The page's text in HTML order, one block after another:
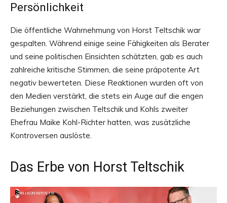
Persönlichkeit
Die öffentliche Wahrnehmung von Horst Teltschik war
gespalten. Während einige seine Fähigkeiten als Berater
und seine politischen Einsichten schätzten, gab es auch
zahlreiche kritische Stimmen, die seine präpotente Art
negativ bewerteten. Diese Reaktionen wurden oft von
den Medien verstärkt, die stets ein Auge auf die engen
Beziehungen zwischen Teltschik und Kohls zweiter
Ehefrau Maike Kohl-Richter hatten, was zusätzliche
Kontroversen auslöste.
Das Erbe von Horst Teltschik